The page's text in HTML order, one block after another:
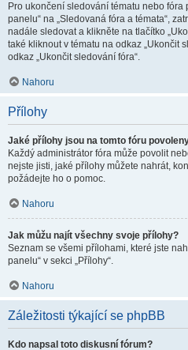
Pro ukončení sledování tématu nebo fóra
panelu“ na „Sledovaná fóra a témata“,
nadále sledovat a klikněte na tlačítko
také kliknout v tématu na odkaz „Ukončit
odkaz „Ukončit sledování fóra“.
Nahoru
Přílohy
Jaké přílohy jsou na tomto fóru
Každý administrátor fóra může povolit
nejste jisti, jaké přílohy můžete nahrát,
požádejte ho o pomoc.
Nahoru
Jak můžu najít všechny svoje přílohy?
Seznam se všemi přílohami, které jste
panelu“ v sekci „Přílohy“.
Nahoru
Záležitosti týkající se phpBB
Kdo napsal toto diskusní fórum?